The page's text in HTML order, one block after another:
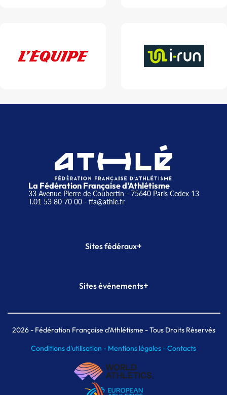
La Fédération Française d'Athlétisme
33 Avenue Pierre de Coubertin - 75640 Paris Cedex 13
T.01 53 80 70 00- ffa@athle.fr
Sites fédéraux+
Plateforme Formation
Sites événements+
Meeting de Paris indoor
MAIF Ekiden de Paris
2026- Fédération Française d'Athlétisme - Tous Droits Réservés
Conditions d'utilisation - Mentions légales -Contacts